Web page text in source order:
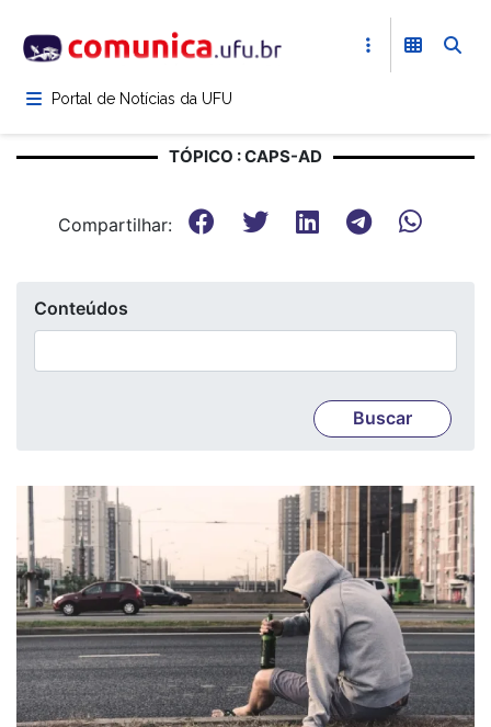
para
conteúdoPortal de Notícias da UFU
TÓPICO : CAPS-AD
Compartilhar:
Conteúdos